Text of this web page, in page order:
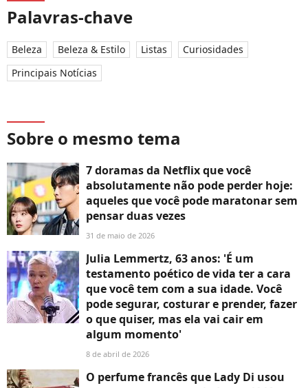
Palavras-chave
Beleza Beleza & Estilo Listas
Curiosidades
Principais Notícias
Sobre o mesmo tema
7 doramas da Netflix que você
absolutamente não pode perder hoje:
aqueles que você pode maratonar sem
pensar duas vezes
31 de maio de 2026
Julia Lemmertz, 63 anos: 'É um
testamento poético de vida ter a cara
que você tem com a sua idade. Você
pode segurar, costurar e prender, fazer
o que quiser, mas ela vai cair em
algum momento'
8 de abril de 2026
O perfume francês que Lady Di usou